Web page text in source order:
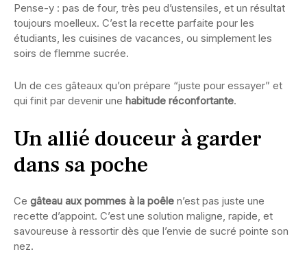
Pense-y : pas de four, très peu d’ustensiles, et un résultat
toujours moelleux. C’est la recette parfaite pour les
étudiants, les cuisines de vacances, ou simplement les
soirs de flemme sucrée.
Un de ces gâteaux qu’on prépare “juste pour essayer” et
qui finit par devenir une habitude réconfortante.
Un allié douceur à garder
dans sa poche
Ce gâteau aux pommes à la poêle n’est pas juste une
recette d’appoint. C’est une solution maligne, rapide, et
savoureuse à ressortir dès que l’envie de sucré pointe son
nez.